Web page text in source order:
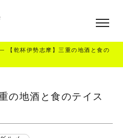
【乾杯伊勢志摩】三重の地酒と食の
の地酒と食のテイス